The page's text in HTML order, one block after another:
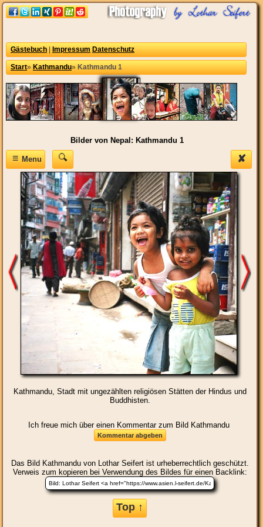
Gästebuch Impressum Datenschutz
Start» Kathmandu» Kathmandu 1
Bilder von Nepal: Kathmandu 1
✘
≡Menu
Kathmandu, Stadt mit ungezählten religiösen Stätten der Hindus und
Buddhisten.
Ich freue mich über einen Kommentar zum Bild Kathmandu
Das Bild Kathmanduvon Lothar Seifert ist urheberrechtlich geschützt.
Verweis zum kopieren bei Verwendung des Bildes für einen Backlink:
Top ↑